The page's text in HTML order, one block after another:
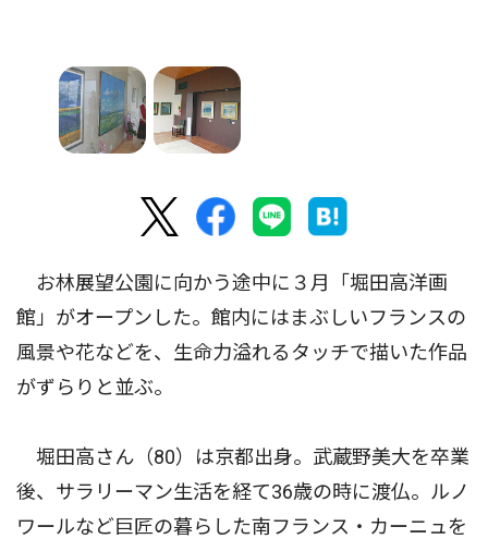
お林展望公園に向かう途中に３月「堀田高洋画
館」がオープンした。館内にはまぶしいフランスの
風景や花などを、生命力溢れるタッチで描いた作品
がずらりと並ぶ。
堀田高さん（80）は京都出身。武蔵野美大を卒業
後、サラリーマン生活を経て36歳の時に渡仏。ルノ
ワールなど巨匠の暮らした南フランス・カーニュを